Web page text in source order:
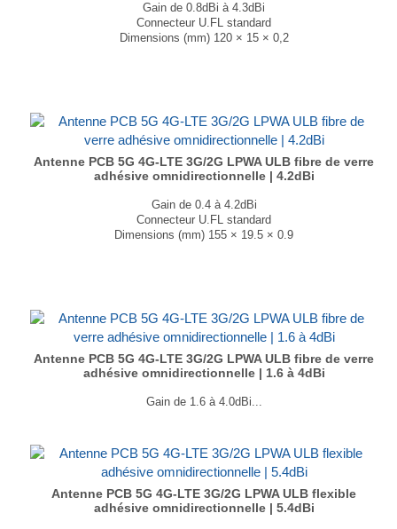
Gain de 0.8dBi à 4.3dBi
Connecteur U.FL standard
Dimensions (mm) 120 × 15 × 0,2
Antenne PCB 5G 4G-LTE 3G/2G LPWA ULB fibre de verre
adhésive omnidirectionnelle | 4.2dBi
Gain de 0.4 à 4.2dBi
Connecteur U.FL standard
Dimensions (mm) 155 × 19.5 × 0.9
Antenne PCB 5G 4G-LTE 3G/2G LPWA ULB fibre de verre
adhésive omnidirectionnelle | 1.6 à 4dBi
Gain de 1.6 à 4.0dBi...
Antenne PCB 5G 4G-LTE 3G/2G LPWA ULB flexible
adhésive omnidirectionnelle | 5.4dBi